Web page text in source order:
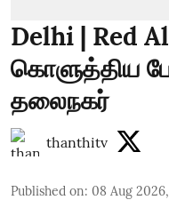
Delhi | Red
கொளுத்திய
தலைநகர்
thanthitv
Published on: 08 Aug